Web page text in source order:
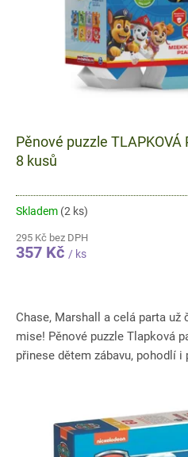
Pěnové puzzle TLAPKOVÁ
8 kusů
Skladem (2 ks)
295 Kč bez DPH
357 Kč / ks
Chase, Marshall a celá parta už
mise! Pěnové puzzle Tlapková
přinese dětem zábavu, pohodlí